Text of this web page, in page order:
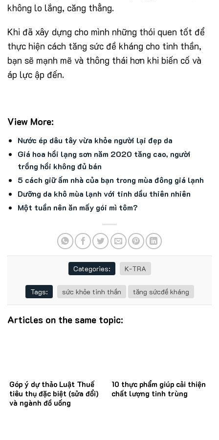
không lo lắng, căng thẳng.
Khi đã xây dựng cho mình những thói quen tốt để
thực hiện cách tăng sức đề kháng cho tinh thần,
bạn sẽ mạnh mẽ và thông thái hơn khi biến cố và
áp lực ập đến.
View More:
Nước ép dâu tây vừa khỏe người lại đẹp da
Giá hoa hồi lạng sơn năm 2020 tăng cao, người
trồng hồi không đủ bán
5 cách giữ ấm nhà của bạn trong mùa đông giá lạnh
Dưỡng da khô mùa lạnh với tinh dầu thiên nhiên
Một tuần nên ăn mấy gói mì tôm?
Categories: K-TRA
Tags: sức khỏe tinh thần tăng sứcđề kháng
Articles on the same topic:
Góp ý dự thảo Luật Thuế
tiêu thụ đặc biệt (sửa đổi)
và ngành đồ uống
10 thực phẩm giúp cải thiện
chất lượng tinh trùng